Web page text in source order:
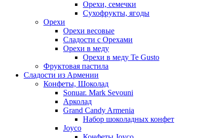
Орехи, семечки
Сухофрукты, ягоды
Орехи
Орехи весовые
Сладости с Орехами
Орехи в меду
Орехи в меду Te Gusto
Фруктовая пастила
Сладости из Армении
Конфеты, Шоколад
Sonuar. Mark Sevouni
Арколад
Grand Candy Armenia
Набор шоколадных конфет
Joyco